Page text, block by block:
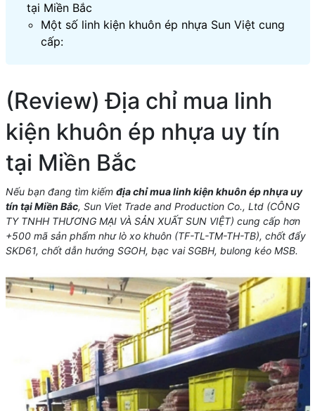
tại Miền Bắc
Một số linh kiện khuôn ép nhựa Sun Việt cung
cấp:
(Review) Địa chỉ mua linh
kiện khuôn ép nhựa uy tín
tại Miền Bắc
Nếu bạn đang tìm kiếm địa chỉ mua linh kiện khuôn ép nhựa uy
tín tại Miền Bắc, Sun Viet Trade and Production Co., Ltd (CÔNG
TY TNHH THƯƠNG MẠI VÀ SẢN XUẤT SUN VIỆT) cung cấp hơn
+500 mã sản phẩm như lò xo khuôn (TF-TL-TM-TH-TB), chốt đẩy
SKD61, chốt dẫn hướng SGOH, bạc vai SGBH, bulong kéo MSB.